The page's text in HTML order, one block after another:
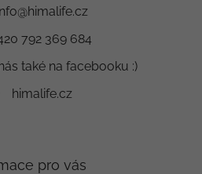
@himalife.cz
792 369 684
také na facebooku :)
himalife.cz
pro vás